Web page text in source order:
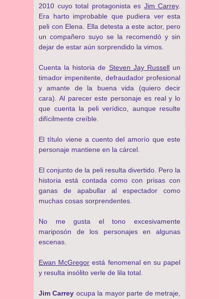
2010 cuyo total protagonista es Jim Carrey.
Era harto improbable que pudiera ver esta
peli con Elena. Ella detesta a este actor, pero
un compañero suyo se la recomendó y sin
dejar de estar aún sorprendido la vimos.
Cuenta la historia de Steven Jay Russellun
timador impenitente, defraudador profesional
y amante de la buena vida (quiero decir
cara). Al parecer este personaje es real y lo
que cuenta la peli verídico, aunque resulte
difícilmente creíble.
El título viene a cuento del amorío que este
personaje mantiene en la cárcel.
El conjunto de la peli resulta divertido. Pero la
historia está contada como con prisas con
ganas de apabullar al espectador como
muchas cosas sorprendentes.
No me gusta el tono excesivamente
mariposón de los personajes en algunas
escenas.
Ewan McGregor está fenomenal en su papel
y resulta insólito verle de lila total.
Jim Carrey ocupa la mayor parte de metraje,